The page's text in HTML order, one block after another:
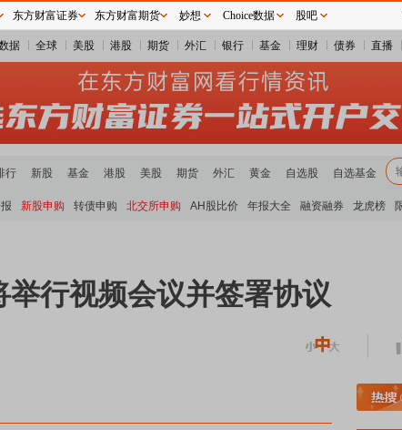
据 全球 美股 港股 期货 外汇 银行 基金 理财 债券 直播
行 新股 基金 港股 美股 期货 外汇 黄金 自选股 自选基金
新股申购 转债申购 北交所申购 AH股比价 年报大全 融资融券 龙虎榜
行视频会议并签署协议
重要机构持
东方财富证券 东方财富期货 妙想 Choice数据 股吧